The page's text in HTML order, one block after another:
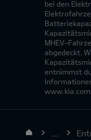
bei den
MHEV-
abgedeckt.
entnimmst